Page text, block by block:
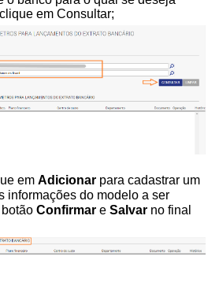
em Consultar;
em Adicionar para cadastrar um
informações do modelo a ser
Confirmar e Salvar no final